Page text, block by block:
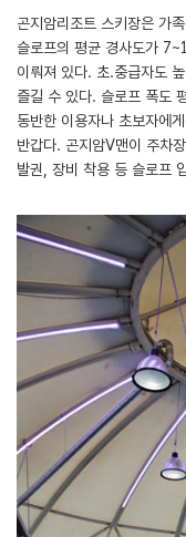
곤지암리조트 스키장은 가
슬로프의 평균 경사도가
이뤄져 있다. 초.중급자도
즐길 수 있다. 슬로프 폭도
동반한 이용자나 초보자에
반갑다. 곤지암V맨이 주차
발권, 장비 착용 등 슬로프